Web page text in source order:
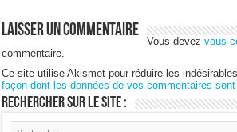
Laisser un commentaire
Vous devezvous
commentaire.
Ce site utilise Akismet pour réduire les
façon dont les données de vos commentaires
Rechercher sur le site :